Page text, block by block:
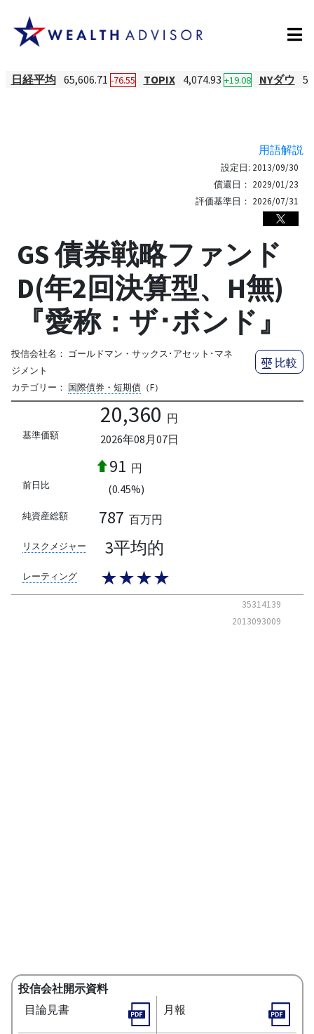
日経平均 65,606.71 -76.55 TOPIX 4,074.93 +19.08 NYダウ
用語解説
設定日: 2013/09/30
償還日： 2029/01/23
評価基準日： 2026/07/31
GS 債券戦略ファンド
D(年2回決算型、H無)
『愛称：ザ･ボンド』
投信会社名： ゴールドマン・サックス･アセット･マネ
ジメント
カテゴリー： 国際債券・短期債（F）
比較
基準価額
20,360 円
2026年08月07日
前日比
91 円
(0.45%)
純資産総額 787 百万円
リスクメジャー 3平均的
レーティング ★★★★
35314139
2013093009
投信会社開示資料
目論見書
月報